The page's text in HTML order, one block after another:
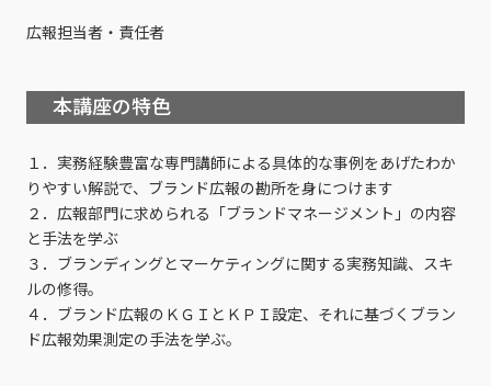
広報担当者・責任者
本講座の特色
１．実務経験豊富な専門講師による具体的な事例をあげたわか
りやすい解説で、ブランド広報の勘所を身につけます
２．広報部門に求められる「ブランドマネージメント」の内容
と手法を学ぶ
３．ブランディングとマーケティングに関する実務知識、スキ
ルの修得。
４．ブランド広報のＫＧＩとＫＰＩ設定、それに基づくブラン
ド広報効果測定の手法を学ぶ。